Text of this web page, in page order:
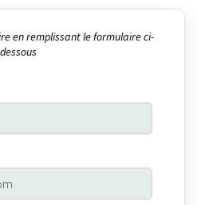
en remplissant le formulaire ci-
dessous